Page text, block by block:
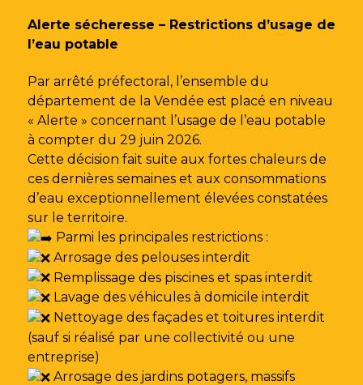
Alerte sécheresse – Restrictions d’usage de
l’eau potable
Par arrêté préfectoral, l’ensemble du
département de la Vendée est placé en niveau
« Alerte » concernant l’usage de l’eau potable
à compter du 29 juin 2026.
Cette décision fait suite aux fortes chaleurs de
ces dernières semaines et aux consommations
d’eau exceptionnellement élevées constatées
sur le territoire.
Parmi les principales restrictions :
Arrosage des pelouses interdit
Remplissage des piscines et spas interdit
Lavage des véhicules à domicile interdit
Nettoyage des façades et toitures interdit
(sauf si réalisé par une collectivité ou une
entreprise)
Arrosage des jardins potagers, massifs